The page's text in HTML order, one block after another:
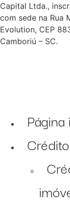
Capital Ltda.,
com sede na Rua
Evolution, CEP
Camboriú – SC.
Página
Crédito